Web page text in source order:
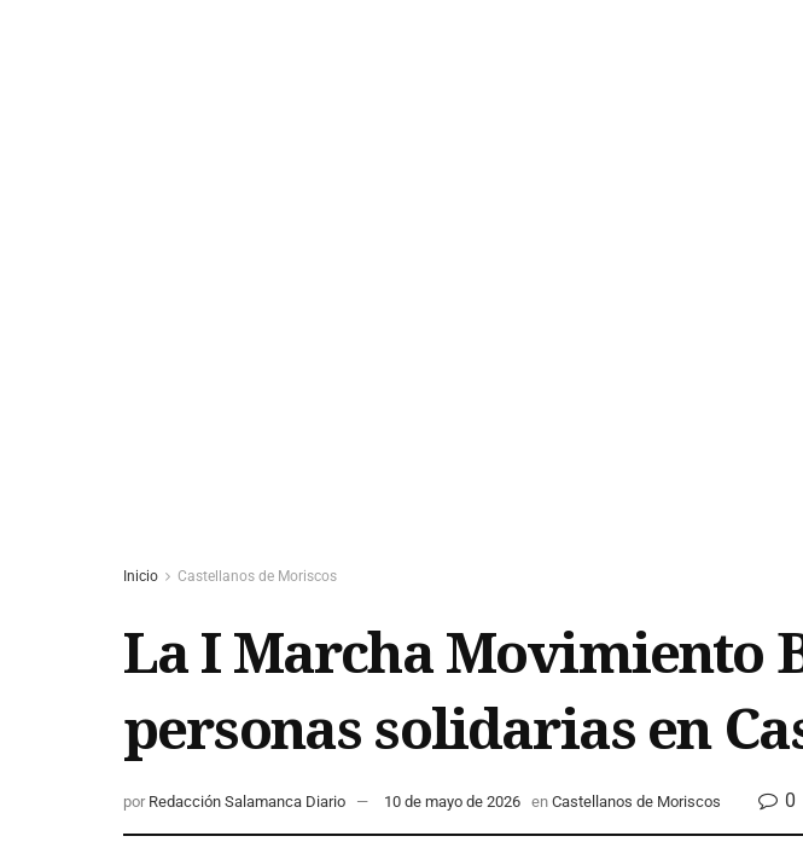
Inicio Castellanos de Moriscos
La I Marcha Movimiento
personas solidarias en
por Redacción Salamanca Diario 10 de mayo de 2026 en Castellanos de Moriscos 0